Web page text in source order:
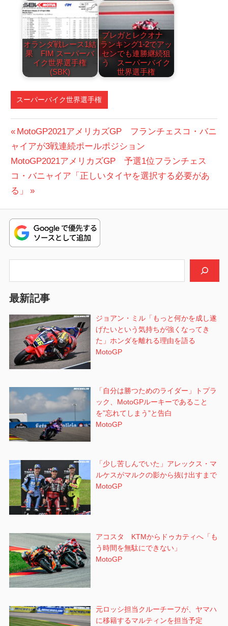
オランダ戦レース1結
果 FIM スーパーバ
イク世界選手権
(SBK)
ブレガとレクオナ
ランキング1-2でアッ
センでも連勝継続狙
う スーパーバイク
世界選手権
スーパーバイク世界選手権
投
稿
ナ
ビ
ゲ
ー
ン
前
の
投
稿:
MotoGP2021アメリカズGP フランチェスコ・バニ
ャイアが3戦連続ポールポジション
次
の
投
MotoGP2021アメリカズGP 予選1位フランチェス
コ・バニャイア「正しいタイヤを選択する必要があ
る」
最新記事
ジョアン・ミル「もっと何かを成し遂
げたいという気持ちが強くなってき
た」ホンダを離れる理由を語る
MotoGP
「自分は勝つためのライダー」トプラ
ック、MotoGPルーキーであること
を”忘れてしまう”と告白
MotoGP
「少し苦しんでいた」アレックス・マ
ルケスがマルクの影から抜け出すまで
MotoGP
アコスタ KTMからドゥカティへ「も
う時間を無駄にできない」
MotoGP
元ロッシ担当クルーチーフが、ヤマハ
に移籍するマルティンを担当予定